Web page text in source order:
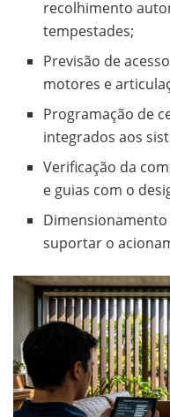
recolhimento
tempestades;
Previsão de
motores e
Programação de
integrados aos
Verificação da
e guias com o
suportar o